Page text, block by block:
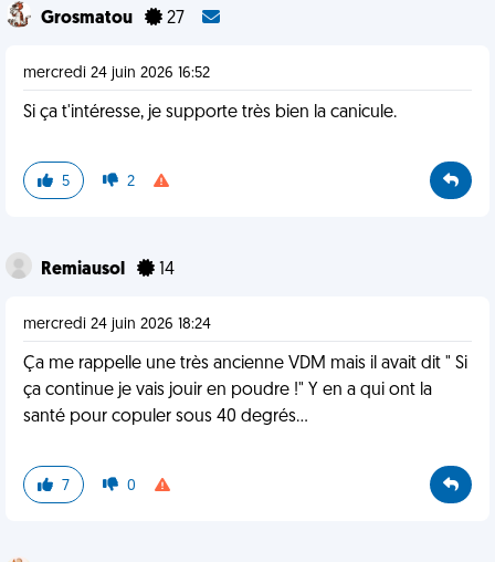
Grosmatou 27
mercredi 24 juin 2026 16:52
Si ça t'intéresse, je supporte très bien la canicule.
5 2
Remiausol 14
mercredi 24 juin 2026 18:24
Ça me rappelle une très ancienne VDM mais il avait dit " Si
ça continue je vais jouir en poudre !" Y en a qui ont la
santé pour copuler sous 40 degrés...
7 0